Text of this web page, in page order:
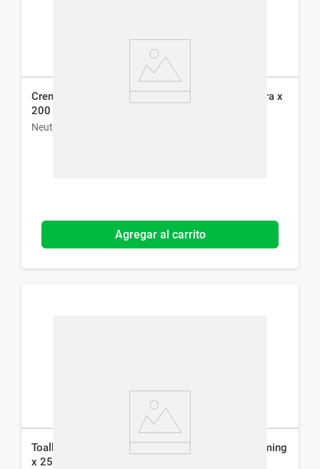
Crema Corporal Neutrogena Body Hidrata y Repara x
200 ml
Neutrogena
Agregar al carrito
Toallitas Desmaquillantes Neutrogena Night Calming
x 25 un